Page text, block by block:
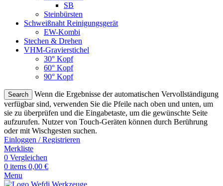
SB
Steinbürsten
Schweißnaht Reinigungsgerät
EW-Kombi
Stechen & Drehen
VHM-Gravierstichel
30° Kopf
60° Kopf
90° Kopf
Search
Wenn die Ergebnisse der automatischen Vervollständigung
verfügbar sind, verwenden Sie die Pfeile nach oben und unten, um
sie zu überprüfen und die Eingabetaste, um die gewünschte Seite
aufzurufen. Nutzer von Touch-Geräten können durch Berührung
oder mit Wischgesten suchen.
Einloggen / Registrieren
Merkliste
0 Vergleichen
0 items 0,00 €
Menu